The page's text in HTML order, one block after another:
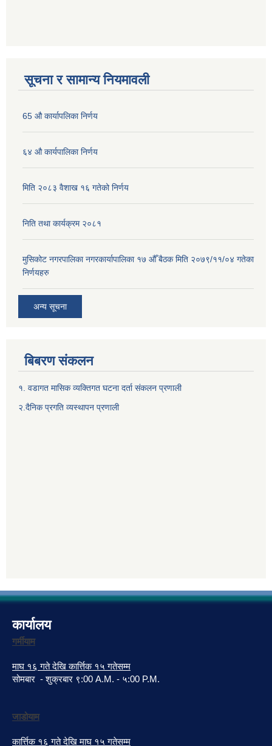
सूचना र सामान्य नियमावली
65 औ कार्यापलिका निर्णय
६४ औ कार्यपालिका निर्णय
मिति २०८३ वैशाख १६ गतेको निर्णय
निति तथा कार्यक्रम २०८१
मुसिकोट नगरपालिका नगरकार्यापालिका १७ औँ बैठक मिति २०७९/११/०४ गतेका
निर्णयहरु
अन्य सूचना
बिबरण संकलन
१. वडागत मासिक व्यक्तिगत घटना दर्ता संकलन प्रणाली
२.दैनिक प्रगति व्यस्थापन प्रणाली
कार्यालय
गर्मीयाम
माघ १६ गते देखि कार्त्तिक १५ गतेसम्म
सोमबार - शुक्रबार ९:00 A.M. - ५:00 P.M.
जाडोयाम
कार्त्तिक १६ गते देखि माघ १५ गतेसम्म